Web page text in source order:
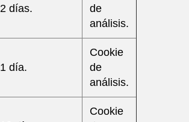
2 días.
de
análisis.
1 día.
Cookie
de
análisis.
Cookie